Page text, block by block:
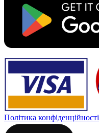
Політика конфіденційності